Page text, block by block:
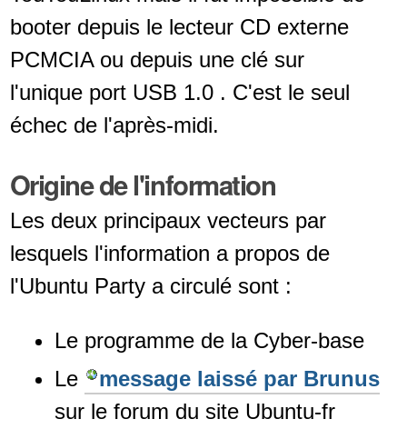
booter depuis le lecteur CD externe
PCMCIA ou depuis une clé sur
l'unique port USB 1.0 . C'est le seul
échec de l'après-midi.
Origine de l'information
Les deux principaux vecteurs par
lesquels l'information a propos de
l'Ubuntu Party a circulé sont :
Le programme de la Cyber-base
Le
message laissé par Brunus
sur le forum du site Ubuntu-fr